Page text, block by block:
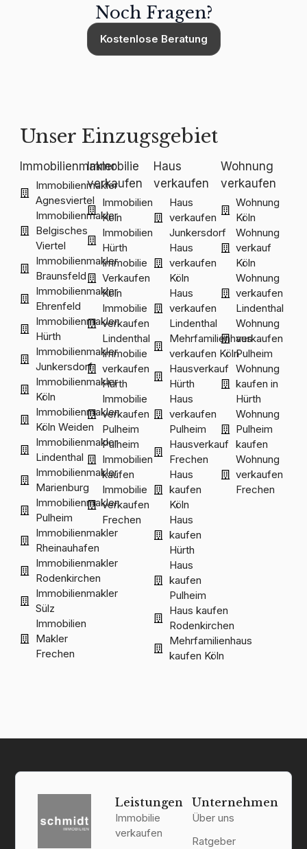
Noch Fragen?
Kostenlose Beratung
Unser Einzugsgebiet
Immobilienmakler
Immobilienmakler
Agnesviertel
Immobilienmakler
Belgisches
Viertel
Immobilienmakler
Braunsfeld
Immobilienmakler
Ehrenfeld
Immobilienmakler
Hürth
Immobilienmakler
Junkersdorf
Immobilienmakler
Köln
Immobilienmakler
Köln Weiden
Immobilienmakler
Lindenthal
Immobilienmakler
Marienburg
Immobilienmakler
Pulheim
Immobilienmakler
Rheinauhafen
Immobilienmakler
Rodenkirchen
Immobilienmakler
Sülz
Immobilien
Makler
Frechen
Immobilie
verkaufen
Immobilien
Köln
Immobilien
Hürth
Immobilie
Verkaufen
Köln
Immobilie
verkaufen
Lindenthal
Immobilie
verkaufen
Hürth
Immobilie
verkaufen
Pulheim
Pulheim
Immobilien
kaufen
Immobilie
verkaufen
Frechen
Haus
verkaufen
Haus
verkaufen
Junkersdorf
Haus
verkaufen
Köln
Haus
verkaufen
Lindenthal
Mehrfamilienhaus
verkaufen Köln
Hausverkauf
Hürth
Haus
verkaufen
Pulheim
Hausverkauf
Frechen
Haus
kaufen
Köln
Haus
kaufen
Hürth
Haus
kaufen
Pulheim
Haus kaufen
Rodenkirchen
Mehrfamilienhaus
kaufen Köln
Wohnung
verkaufen
Wohnung
Köln
Wohnung
verkauf
Köln
Wohnung
verkaufen
Lindenthal
Wohnung
verkaufen
Pulheim
Wohnung
kaufen in
Hürth
Wohnung
Pulheim
kaufen
Wohnung
verkaufen
Frechen
Leistungen
Immobilie
verkaufen
Unternehmen
Über uns
Ratgeber